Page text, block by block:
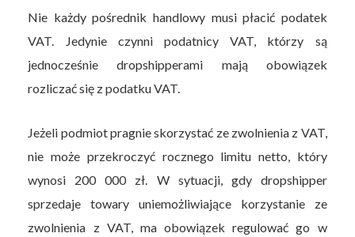
Nie każdy pośrednik handlowy musi płacić podatek
VAT. Jedynie czynni podatnicy VAT, którzy są
jednocześnie dropshipperami mają obowiązek
rozliczać się z podatku VAT.
Jeżeli podmiot pragnie skorzystać ze zwolnienia z VAT,
nie może przekroczyć rocznego limitu netto, który
wynosi 200 000 zł. W sytuacji, gdy dropshipper
sprzedaje towary uniemożliwiające korzystanie ze
zwolnienia z VAT, ma obowiązek regulować go w